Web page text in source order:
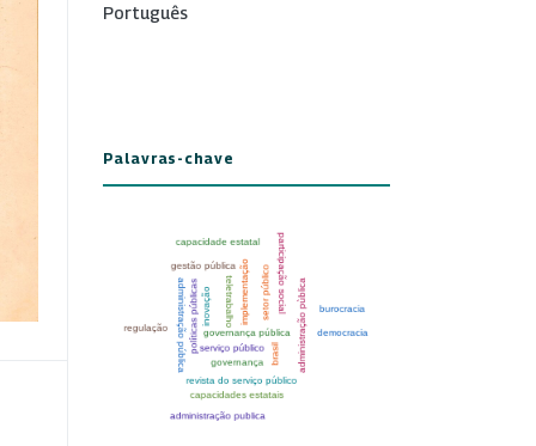
Português
Palavras-chave